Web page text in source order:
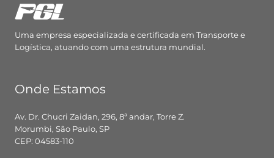
Uma empresa especializada e certificada em Transporte e
Logística, atuando com uma estrutura mundial.
Onde Estamos
Av. Dr. Chucri Zaidan, 296, 8ª andar, Torre Z.
Morumbi, São Paulo, SP
CEP: 04583-110